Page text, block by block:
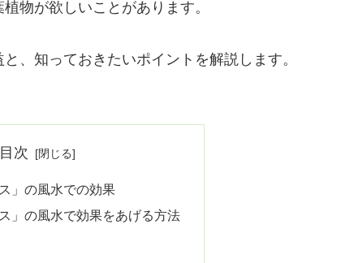
物が欲しいことがあります。
、知っておきたいポイントを解説します。
目次
」の風水での効果
」の風水で効果をあげる方法